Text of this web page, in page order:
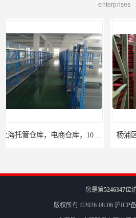
enterprises
杨浦区小面积仓库，托管仓库
您是第5246347位
版权所有 ©2026-08-06 沪ICP